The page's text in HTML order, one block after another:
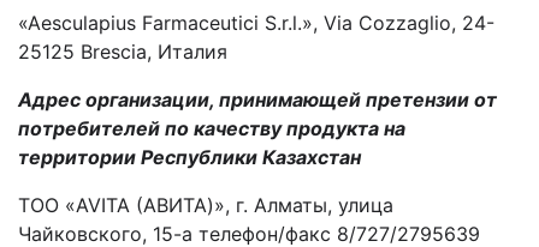
«Aesculapius Farmaceutici S.r.l.», Via Cozzaglio, 24-
25125 Brescia, Италия
Адрес организации, принимающей претензии от
потребителей по качеству продукта на
территории Республики Казахстан
ТОО «AVITA (АВИТА)», г. Алматы, улица
Чайковского, 15-а телефон/факс 8/727/2795639